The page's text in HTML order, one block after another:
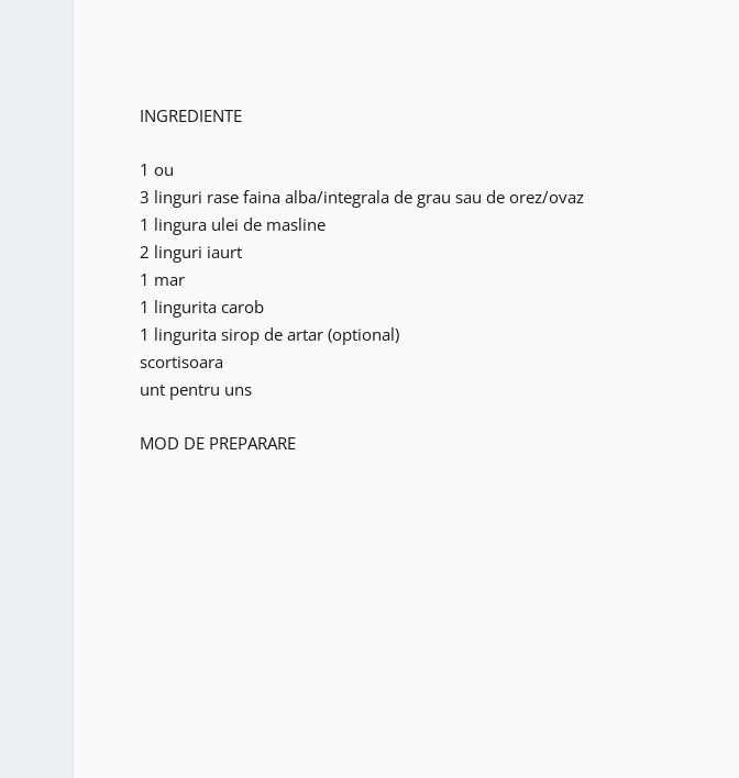
INGREDIENTE
1 ou
3 linguri rase faina alba/integrala de grau sau de orez/ovaz
1 lingura ulei de masline
2 linguri iaurt
1 mar
1 lingurita carob
1 lingurita sirop de artar (optional)
scortisoara
unt pentru uns
MOD DE PREPARARE